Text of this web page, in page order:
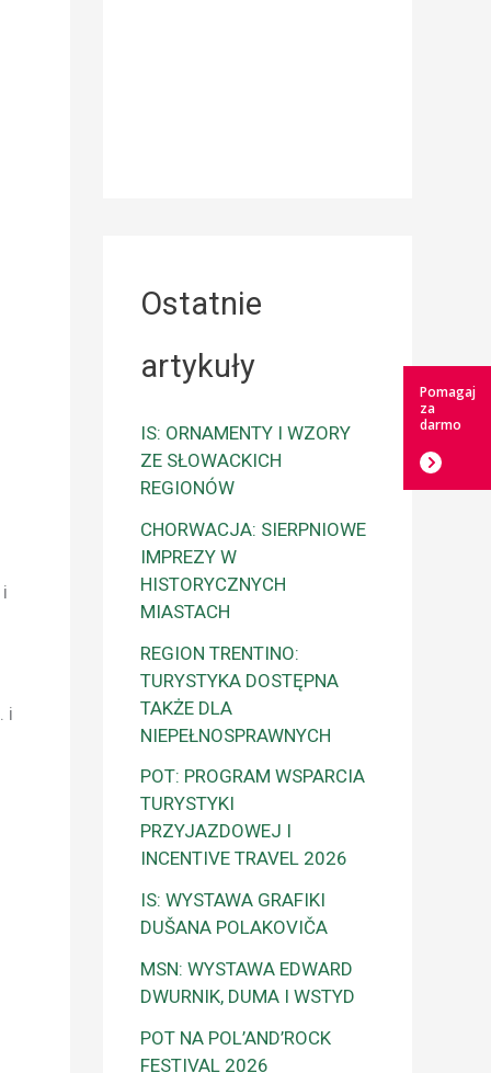
i
Ostatnie
artykuły
IS: ORNAMENTY I WZORY
ZE SŁOWACKICH
REGIONÓW
CHORWACJA: SIERPNIOWE
IMPREZY W
HISTORYCZNYCH
MIASTACH
REGION TRENTINO:
TURYSTYKA DOSTĘPNA
TAKŻE DLA
NIEPEŁNOSPRAWNYCH
POT: PROGRAM WSPARCIA
TURYSTYKI
PRZYJAZDOWEJ I
INCENTIVE TRAVEL 2026
IS: WYSTAWA GRAFIKI
DUŠANA POLAKOVIČA
MSN: WYSTAWA EDWARD
DWURNIK, DUMA I WSTYD
POT NA POL’AND’ROCK
FESTIVAL 2026
Pomagaj
za
darmo